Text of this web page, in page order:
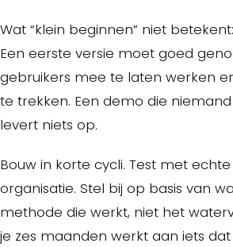
Wat “klein beginnen” niet
Een eerste versie moet goed
gebruikers mee te laten werken
te trekken. Een demo die
levert niets op.
Bouw in korte cycli. Test met
organisatie. Stel bij op basis van
methode die werkt, niet het
je zes maanden werkt aan iets